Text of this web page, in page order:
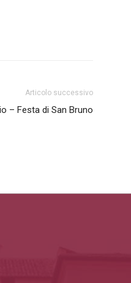
Articolo successivo
– Festa di San Bruno